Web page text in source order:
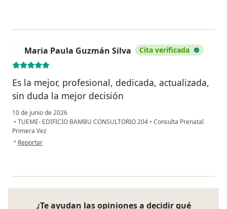
Maria Paula Guzmán Silva Cita verificada
Es la mejor, profesional, dedicada, actualizada,
sin duda la mejor decisión
10 de junio de 2026
• TUEME- EDIFICIO BAMBU CONSULTORIO 204 • Consulta Prenatal
Primera Vez
• en opinión del usuario Maria Paula Guzmán Silva
Reportar
¿Te ayudan las opiniones a decidir qué